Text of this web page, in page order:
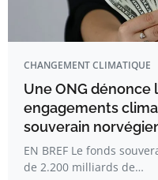
CHANGEMENT CLIMATIQUE
Une ONG dénonce
engagements
souverain
EN BREF Le fonds
de 2.200 milliards de…